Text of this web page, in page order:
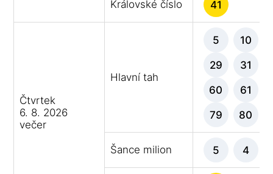
Královské číslo 41
Čtvrtek
6. 8. 2026
večer
Hlavní tah
5 10
29 31
60 61
79 80
Šance milion 5 4